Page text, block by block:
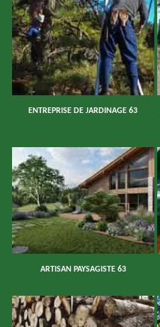
ENTREPRISE DE JARDINAGE 63
ARTISAN PAYSAGISTE 63